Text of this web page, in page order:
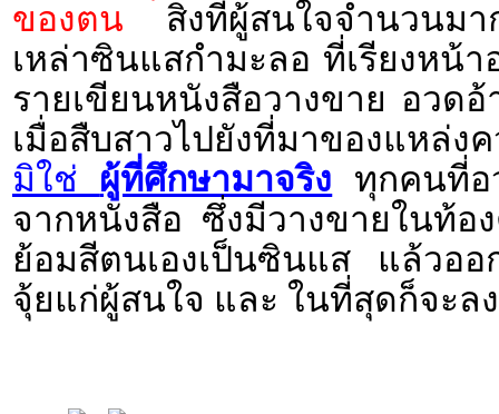
ของตน สิ่งที่ผู้สนใจจำนวนมา
เหล่าซินแสกำมะลอ ที่เรียงหน้า
รายเขียนหนังสือวางขาย อวด
เมื่อสืบสาวไปยังที่มาของแหล่
มิใช่ ผู้ที่ศึกษามาจริง ทุกคนที่อ
จากหนังสือ ซึ่งมีวางขายในท้
ย้อมสีตนเองเป็นซินแส แล้วออ
จุ้ยแก่ผู้สนใจ และ ในที่สุดก็จะล